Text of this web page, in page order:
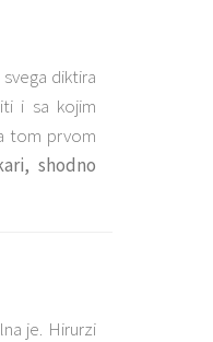
diktira
i sa kojim
tom prvom
shodno
je. Hirurzi